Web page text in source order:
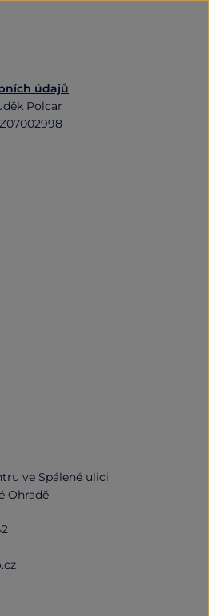
údajů
Polcar
ve Spálené ulici
Ohradě